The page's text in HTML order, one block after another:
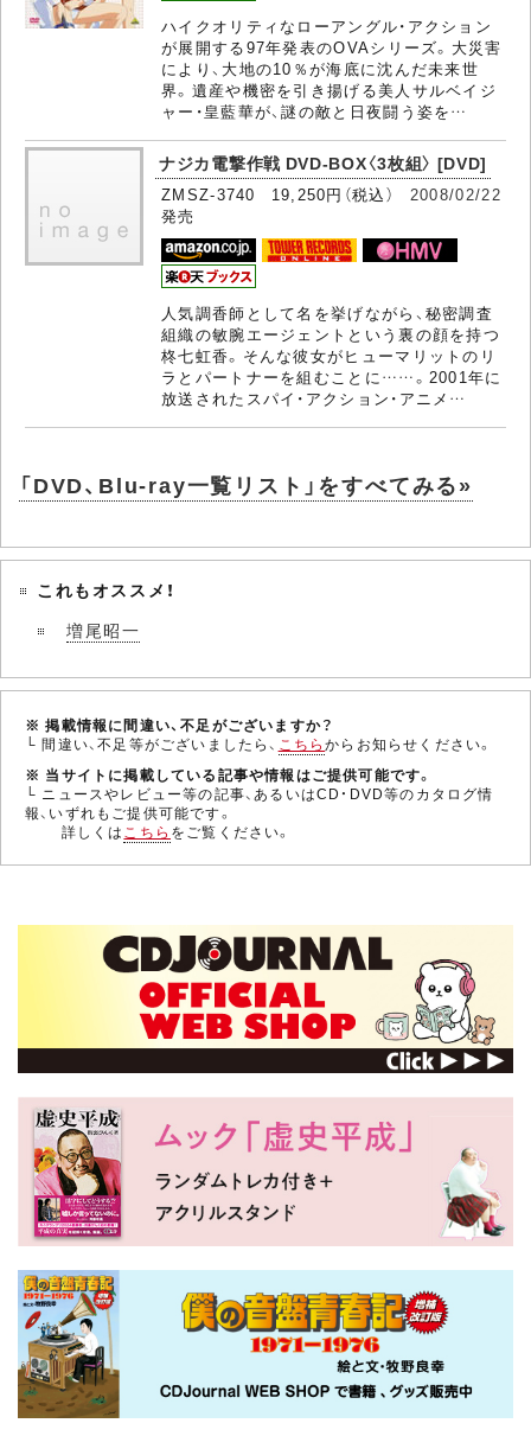
ハイクオリティなローアングル・アクション
が展開する97年発表のOVAシリーズ。大災害
により、大地の10％が海底に沈んだ未来世
界。遺産や機密を引き揚げる美人サルベイジ
ャー・皇藍華が、謎の敵と日夜闘う姿を…
ナジカ電撃作戦 DVD-BOX〈3枚組〉 [DVD]
ZMSZ-3740 19,250円（税込） 2008/02/22
発売
人気調香師として名を挙げながら、秘密調査
組織の敏腕エージェントという裏の顔を持つ
柊七虹香。そんな彼女がヒューマリットのリ
ラとパートナーを組むことに……。2001年に
放送されたスパイ・アクション・アニメ…
「DVD、Blu-ray一覧リスト」をすべてみる»
これもオススメ！
増尾昭一
※ 掲載情報に間違い、不足がございますか？
└ 間違い、不足等がございましたら、 こちらからお知らせください。
※ 当サイトに掲載している記事や情報はご提供可能です。
└ ニュースやレビュー等の記事、あるいはCD・DVD等のカタログ情
報、いずれもご提供可能です。
詳しくはこちら をご覧ください。